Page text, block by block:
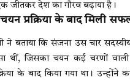
जीतकर देश का गौरव बढ़ाया है।
प्रक्रिया के बाद मिली
ने बताया कि संजना उस चार
थीं, जिसका चयन कई चरणों वाली
के बाद किया गया था। उन्होंने